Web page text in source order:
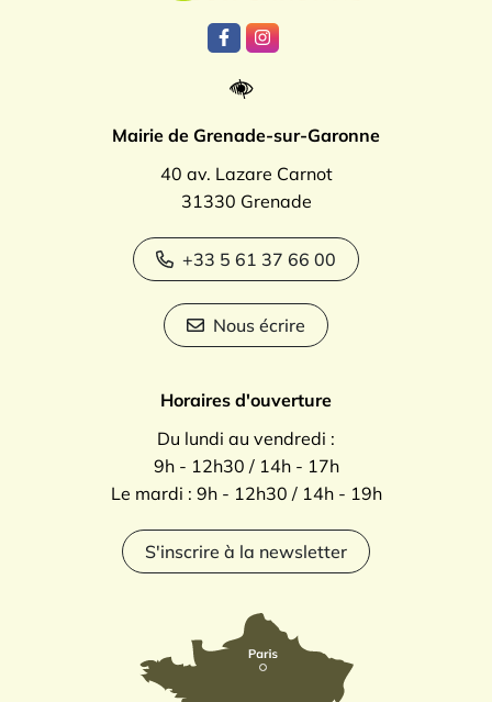
Lien vers le compte Facebook
Lien vers le compte
Mairie de Grenade-sur-Garonne
40 av. Lazare Carnot
31330 Grenade
+33 5 61 37 66 00
Nous écrire
Horaires d'ouverture
Du lundi au vendredi :
9h - 12h30 / 14h - 17h
Le mardi : 9h - 12h30 / 14h - 19h
S'inscrire à la newsletter